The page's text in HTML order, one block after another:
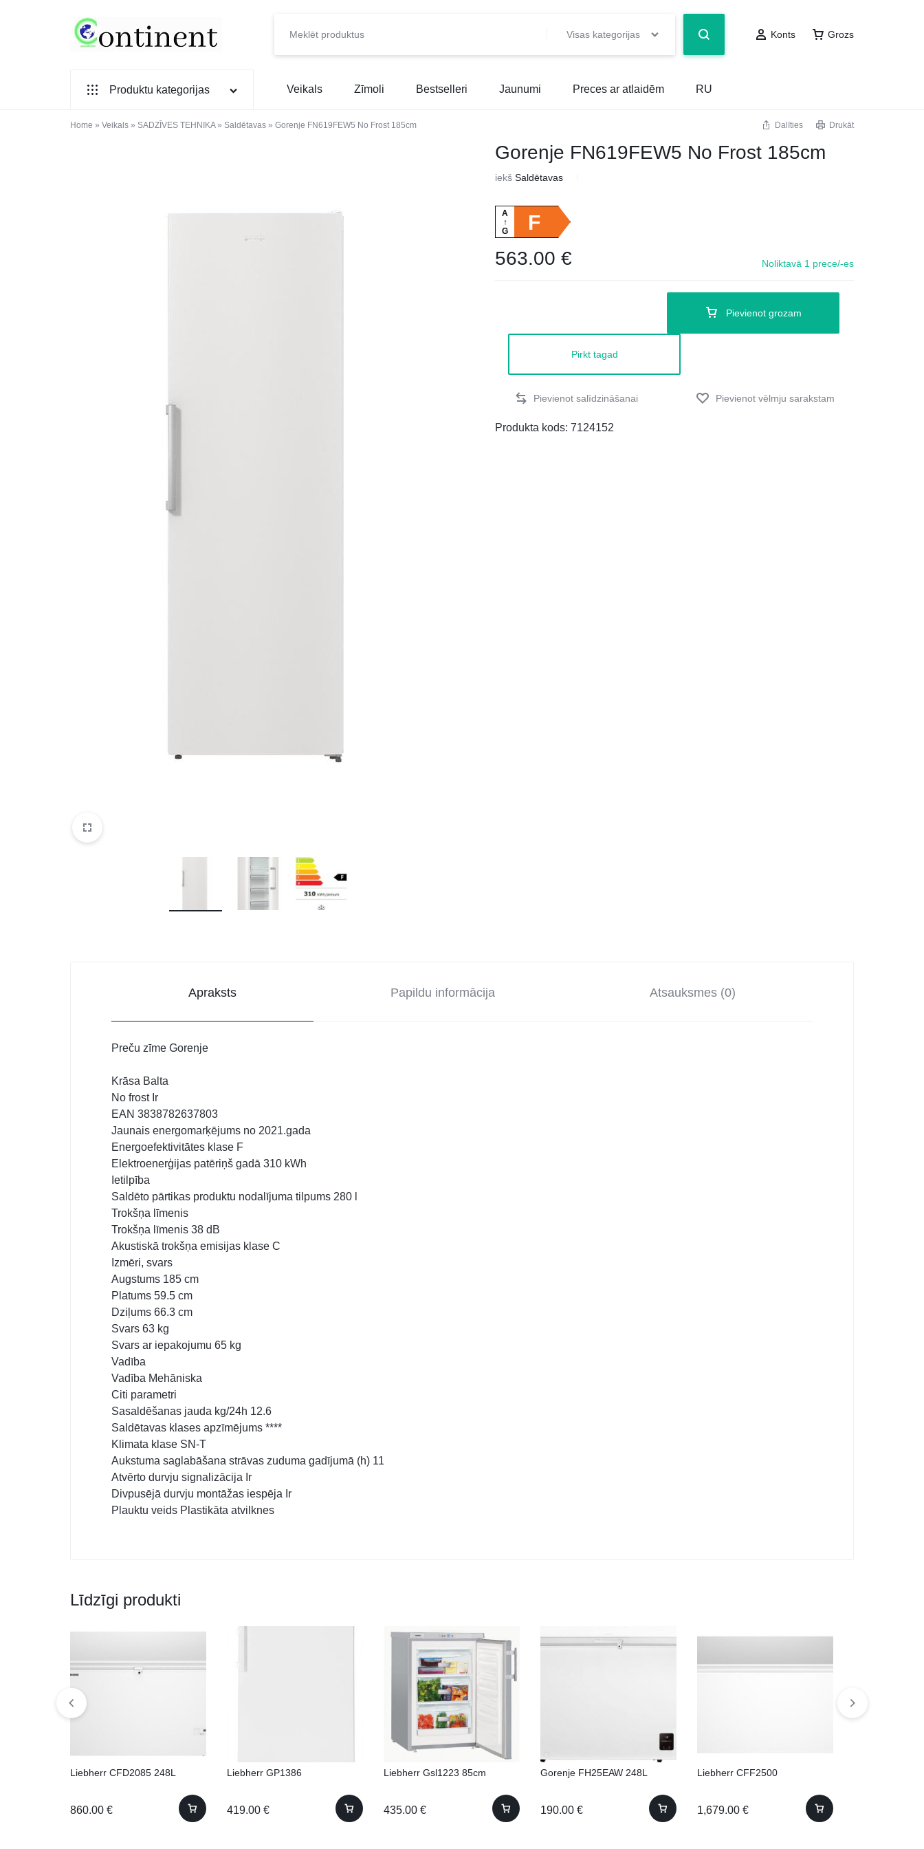
PREČU
INTERNETVEIKALS
Visas kategorijas Konts Grozs
Produktu kategorijas
SADZĪVES TEHNIKA
Veikals Zīmoli Bestselleri Jaunumi Preces ar atlaidēm RU
Home » Veikals » SADZĪVES TEHNIKA» Saldētavas » Gorenje FN619FEW5 No Frost 185cm Dalīties Drukāt
Gorenje FN619FEW5 No Frost 185cm
iekšSaldētavas
A
↑
G
F
563.00€ Noliktavā 1 prece/-es
Pievienot grozam
Pirkt tagad
Produkta kods:7124152
Apraksts Papildu informācija Atsauksmes (0)
Preču zīme Gorenje
Krāsa Balta
No frost Ir
EAN 3838782637803
Jaunais energomarķējums no 2021.gada
Energoefektivitātes klase F
Elektroenerģijas patēriņš gadā 310 kWh
Ietilpība
Saldēto pārtikas produktu nodalījuma tilpums 280 l
Trokšņa līmenis
Trokšņa līmenis 38 dB
Akustiskā trokšņa emisijas klase C
Izmēri, svars
Augstums 185 cm
Platums 59.5 cm
Dziļums 66.3 cm
Svars 63 kg
Svars ar iepakojumu 65 kg
Vadība
Vadība Mehāniska
Citi parametri
Sasaldēšanas jauda kg/24h 12.6
Saldētavas klases apzīmējums ****
Klimata klase SN-T
Aukstuma saglabāšana strāvas zuduma gadījumā (h) 11
Atvērto durvju signalizācija Ir
Divpusējā durvju montāžas iespēja Ir
Plauktu veids Plastikāta atvilknes
Līdzīgi produkti
Liebherr CFD2085 248L
860.00 €
Liebherr GP1386
419.00 €
Liebherr Gsl1223 85cm
435.00 €
Gorenje FH25EAW 248L
190.00 €
Liebherr CFF2500
1,679.00 €